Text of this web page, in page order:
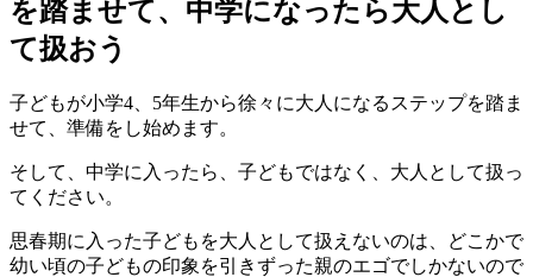
を踏ませて、中学になったら大人とし
て扱おう
子どもが小学4、5年生から徐々に大人になるステップを踏ま
せて、準備をし始めます。
そして、中学に入ったら、子どもではなく、大人として扱っ
てください。
思春期に入った子どもを大人として扱えないのは、どこかで
幼い頃の子どもの印象を引きずった親のエゴでしかないので